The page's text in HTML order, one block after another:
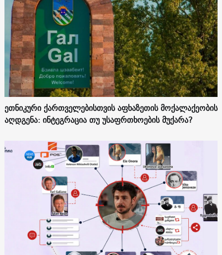
ეთნიკური ქართველებისთვის აფხაზეთის მოქალაქეობის
აღდგენა: ინტეგრაცია თუ უსაფრთხოების მუქარა?